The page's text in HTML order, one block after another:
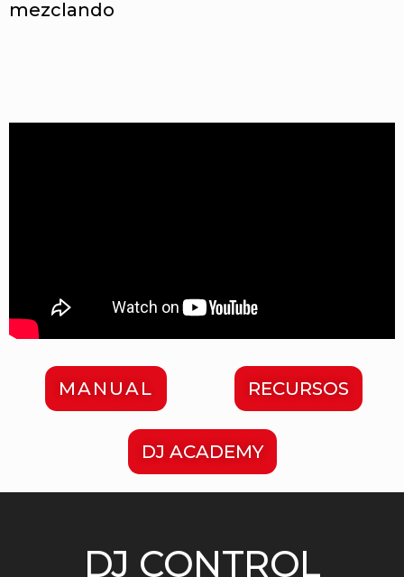
mezclando
MANUAL RECURSOS
DJ ACADEMY
DJ CONTROL